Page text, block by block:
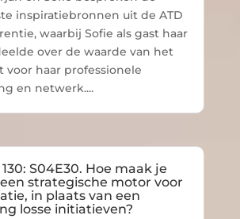
inspiratiebronnen uit de ATD
waarbij Sofie als gast haar
over de waarde van het
voor haar professionele
en netwerk....
S04E30. Hoe maak je
strategische motor voor
in plaats van een
losse initiatieven?